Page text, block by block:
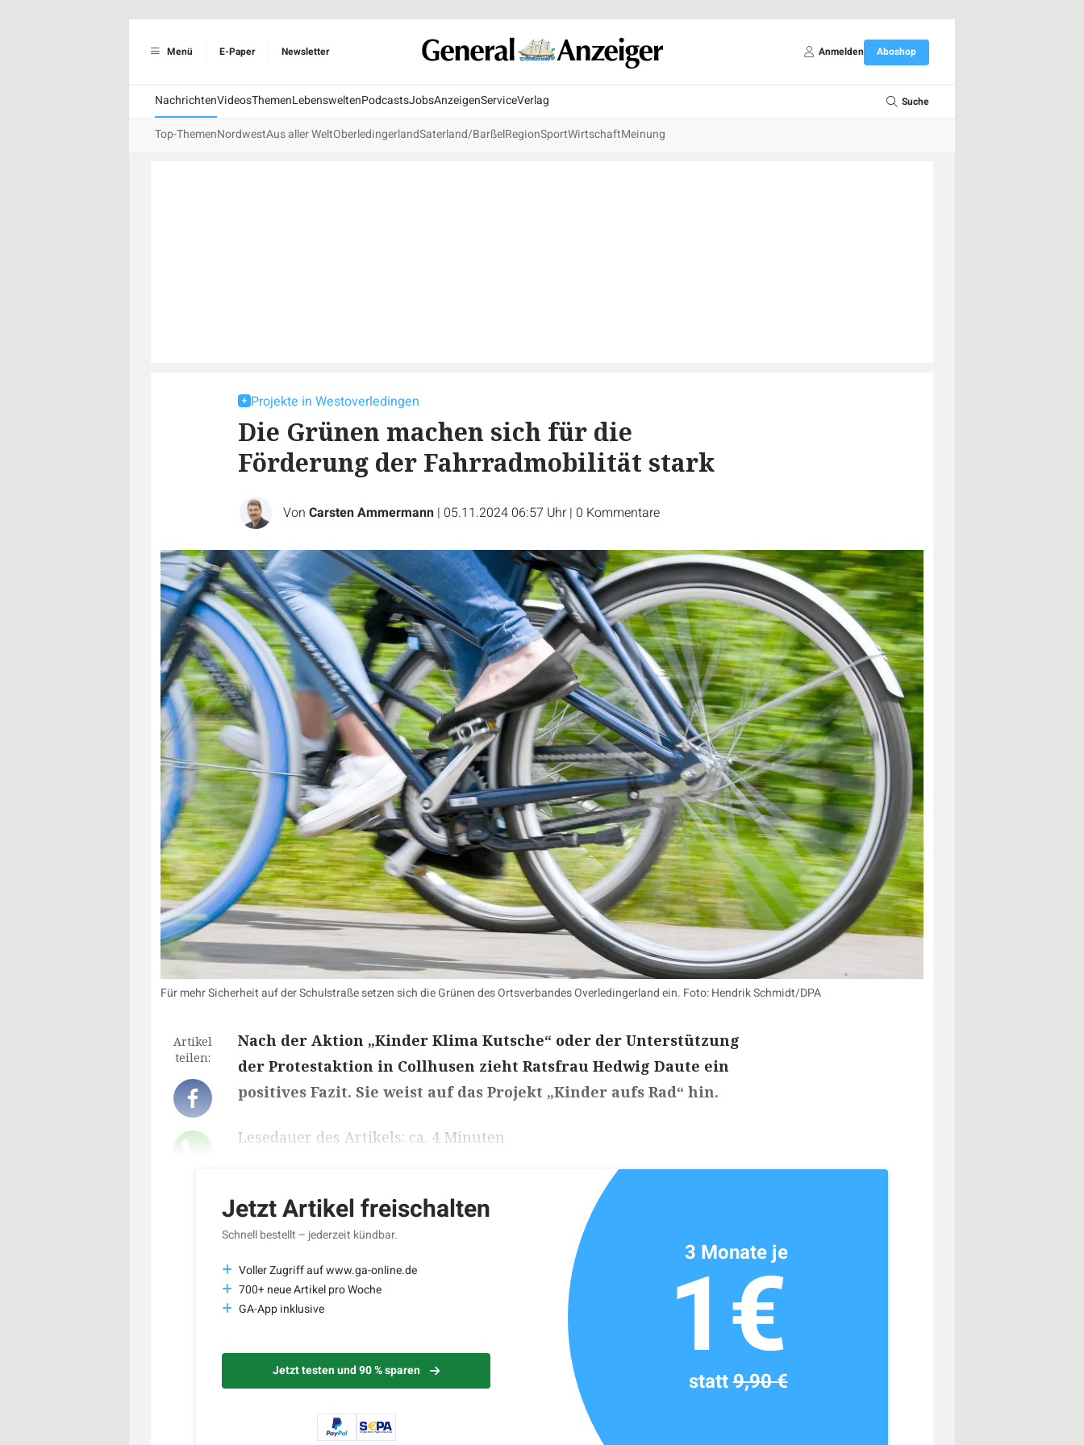
Menü E-Paper Newsletter Anmelden Aboshop
NachrichtenVideosThemenLebensweltenPodcastsJobsAnzeigenServiceVerlag Suche
Top-ThemenNordwestAus aller WeltOberledingerlandSaterland/BarßelRegionSportWirtschaftMeinung
Projekte in Westoverledingen
Die Grünen machen sich für die
Förderung der Fahrradmobilität stark
Von Carsten Ammermann | 05.11.2024 06:57 Uhr | 0 Kommentare
Für mehr Sicherheit auf der Schulstraße setzen sich die Grünen des Ortsverbandes Overledingerland ein. Foto: Hendrik Schmidt/DPA
Artikel
teilen:
Nach der Aktion „Kinder Klima Kutsche“ oder der Unterstützung
der Protestaktion in Collhusen zieht Ratsfrau Hedwig Daute ein
positives Fazit. Sie weist auf das Projekt „Kinder aufs Rad“ hin.
Lesedauer des Artikels: ca. 4 Minuten
Jetzt Artikel freischalten
Schnell bestellt – jederzeit kündbar.
Voller Zugriff auf www.ga-online.de
700+ neue Artikel pro Woche
GA-App inklusive
Jetzt testen und 90 % sparen
3 Monate je
1€
statt9,90 €